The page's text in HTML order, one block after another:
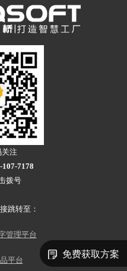
注
107-7178
拨号
跳转至：
管理平台
平台
免费获取方案